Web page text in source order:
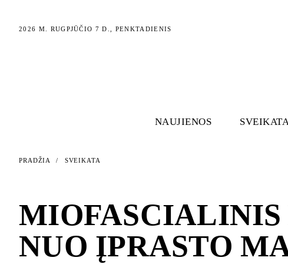
2026 M. RUGPJŪČIO 7 D., PENKTADIENIS
NAUJIENOS SVEIKATA
PRADŽIA / SVEIKATA
NUO ĮPRASTO